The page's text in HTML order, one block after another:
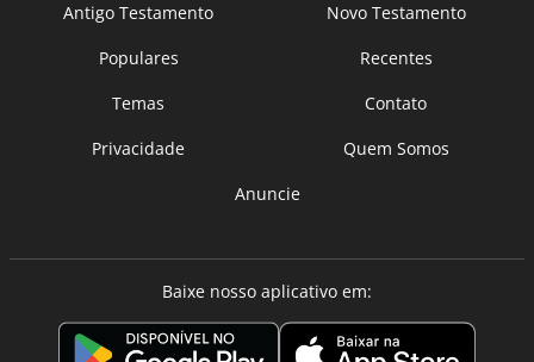
Antigo Testamento
Novo Testamento
Populares
Recentes
Temas
Contato
Privacidade
Quem Somos
Anuncie
Baixe nosso aplicativo em: